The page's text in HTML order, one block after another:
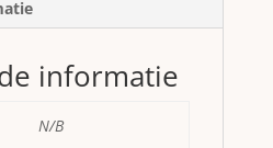
informatie
N/B